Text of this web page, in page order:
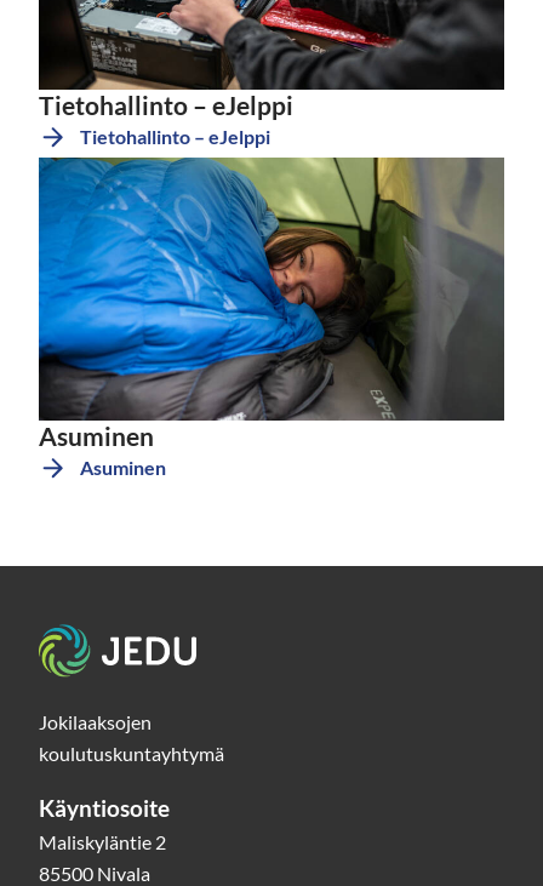
Tietohallinto – eJelppi
Tietohallinto – eJelppi
Asuminen
Asuminen
Etusivu
Jokilaaksojen
koulutuskuntayhtymä
Käyntiosoite
Maliskyläntie 2
85500 Nivala